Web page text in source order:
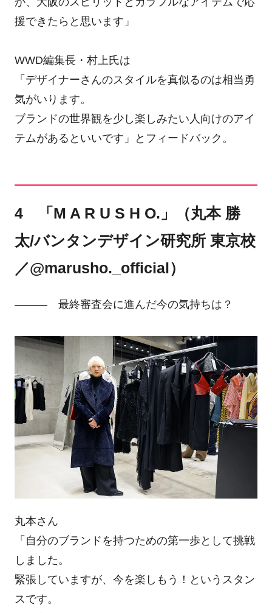
援できたらと思います」
WWD編集長・村上氏は
「デザイナーさんのスタイルを真似るのは相当勇
気がいります。
ブランドの世界観を少し楽しみたい人向けのアイ
テムがあるといいです」とフィードバック。
4 「M A R U S H O.」（丸本 勝
太/バンタンデザイン研究所 東京校
／@marusho._official）
――― 最終審査会に進んだ今の気持ちは？
丸本さん
「自分のブランドを持つための第一歩として挑戦
しました。
緊張していますが、今を楽しもう！というスタン
スです。